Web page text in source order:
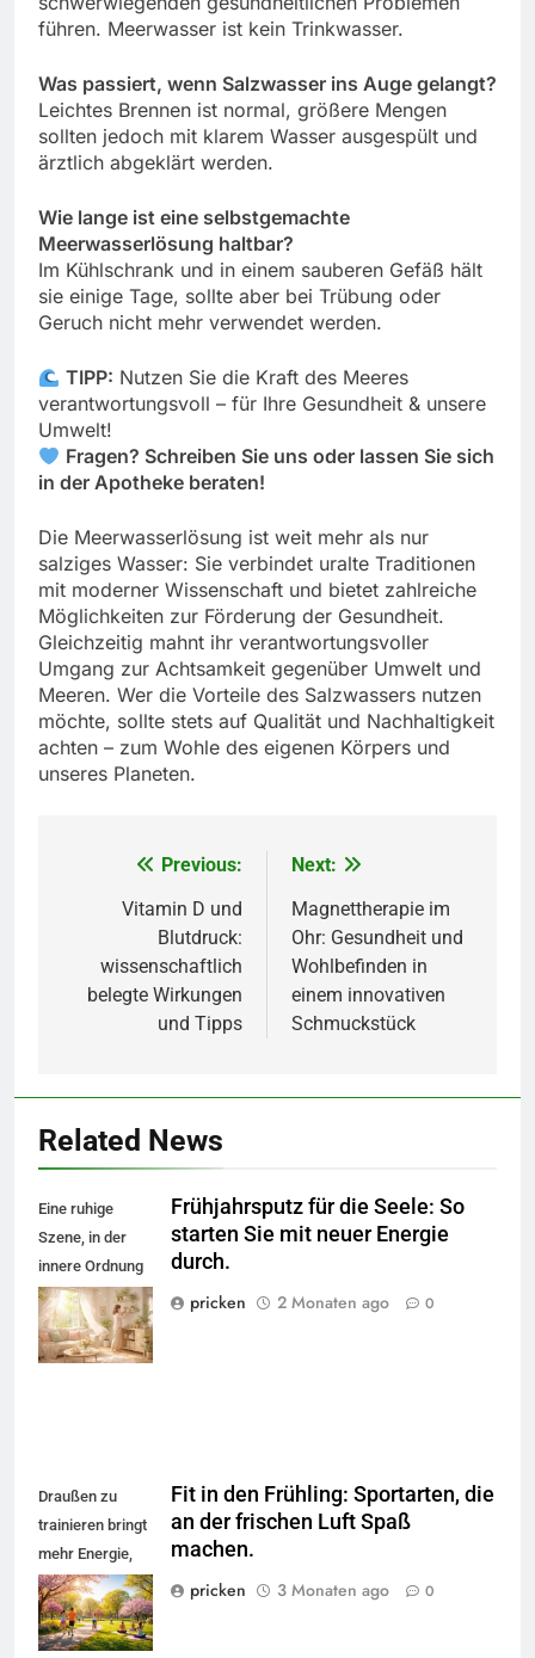
führen. Meerwasser ist kein Trinkwasser.
Was passiert, wenn Salzwasser ins Auge gelangt?
Leichtes Brennen ist normal, größere Mengen
sollten jedoch mit klarem Wasser ausgespült und
ärztlich abgeklärt werden.
Wie lange ist eine selbstgemachte
Meerwasserlösung haltbar?
Im Kühlschrank und in einem sauberen Gefäß hält
sie einige Tage, sollte aber bei Trübung oder
Geruch nicht mehr verwendet werden.
TIPP: Nutzen Sie die Kraft des Meeres
verantwortungsvoll – für Ihre Gesundheit & unsere
Umwelt!
Fragen? Schreiben Sie uns oder lassen Sie sich
in der Apotheke beraten!
Die Meerwasserlösung ist weit mehr als nur
salziges Wasser: Sie verbindet uralte Traditionen
mit moderner Wissenschaft und bietet zahlreiche
Möglichkeiten zur Förderung der Gesundheit.
Gleichzeitig mahnt ihr verantwortungsvoller
Umgang zur Achtsamkeit gegenüber Umwelt und
Meeren. Wer die Vorteile des Salzwassers nutzen
möchte, sollte stets auf Qualität und Nachhaltigkeit
achten – zum Wohle des eigenen Körpers und
unseres Planeten.
Beitragsnavigation
Previous:
Vitamin D und
Blutdruck:
wissenschaftlich
belegte Wirkungen
und Tipps
Next:
Magnettherapie im
Ohr: Gesundheit und
Wohlbefinden in
einem innovativen
Schmuckstück
Related News
Eine ruhige
Szene, in der
innere Ordnung
und Sonnenlicht
neue Energie
freisetzen.
Frühjahrsputz für die Seele: So
starten Sie mit neuer Energie
durch.
pricken
2 Monaten ago 0
Draußen zu
trainieren bringt
mehr Energie,
gute Laune und
Frische in Kopf
und Kreislauf.
Fit in den Frühling: Sportarten, die
an der frischen Luft Spaß
machen.
pricken
3 Monaten ago 0